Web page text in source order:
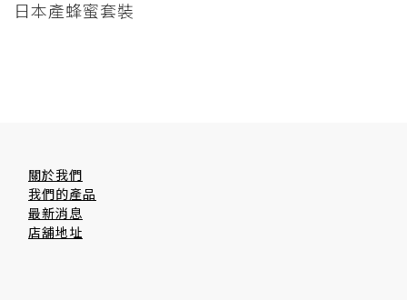
日本產蜂蜜套裝
關於我們
我們的產品
最新消息
店舖地址